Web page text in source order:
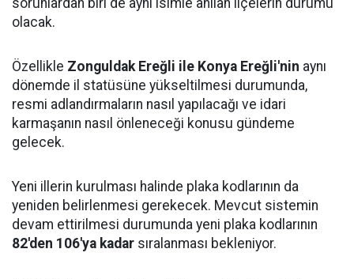
sorunlardan biri de aynı isimle anılan ilçelerin durumu
olacak.
Özellikle Zonguldak Ereğli ile Konya Ereğli'nin aynı
dönemde il statüsüne yükseltilmesi durumunda,
resmi adlandırmaların nasıl yapılacağı ve idari
karmaşanın nasıl önleneceği konusu gündeme
gelecek.
Yeni illerin kurulması halinde plaka kodlarının da
yeniden belirlenmesi gerekecek. Mevcut sistemin
devam ettirilmesi durumunda yeni plaka kodlarının
82'den 106'ya kadar sıralanması bekleniyor.